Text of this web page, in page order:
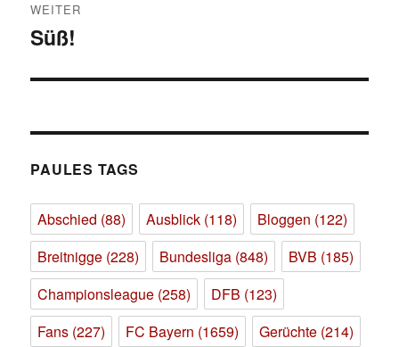
WEITER
Nächster
Süß!
PAULES TAGS
Abschied (88) Ausblick (118) Bloggen (122)
Breitnigge (228) Bundesliga (848) BVB (185)
Championsleague (258) DFB (123)
Fans (227) FC Bayern (1659) Gerüchte (214)